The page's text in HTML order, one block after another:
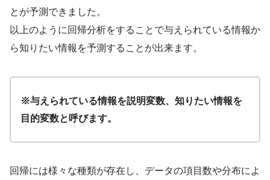
とが予測できました。
以上のように回帰分析をすることで与えられている情報か
ら知りたい情報を予測することが出来ます。
※与えられている情報を説明変数、知りたい情報を
目的変数と呼びます。
回帰には様々な種類が存在し、データの項目数や分布によ